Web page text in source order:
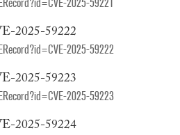
2025-59221
2025-59222
2025-59222
2025-59223
2025-59223
2025-59224